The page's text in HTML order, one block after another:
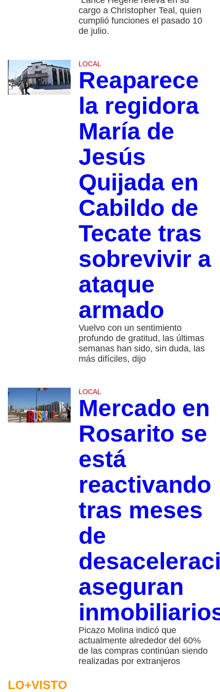
cargo a Christopher Teal, quien
cumplió funciones el pasado 10
de julio.
LOCAL
Reaparece
la regidora
María de
Jesús
Quijada en
Cabildo de
Tecate tras
sobrevivir a
ataque
armado
Vuelvo con un sentimiento
profundo de gratitud, las últimas
semanas han sido, sin duda, las
más difíciles, dijo
LOCAL
Mercado en
Rosarito se
está
reactivando
tras meses
de
aseguran
Picazo Molina indicó que
actualmente alrededor del 60%
de las compras continúan siendo
realizadas por extranjeros
LO+VISTO